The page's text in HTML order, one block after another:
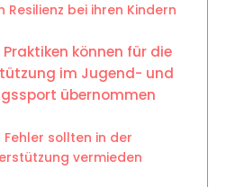
Resilienz bei ihren Kindern
können für die
im Jugend- und
übernommen
sollten in der
vermieden